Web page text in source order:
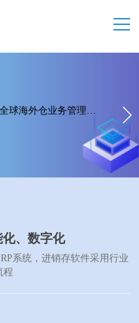
HaofangWMS海外仓系统适用于全球海外仓业务管理，支持多仓多语言、一件代发、FBA退换标、物流打单、大货中转、欢迎使用免费版本。
、数字化
系统，进销存软件采用行业
程